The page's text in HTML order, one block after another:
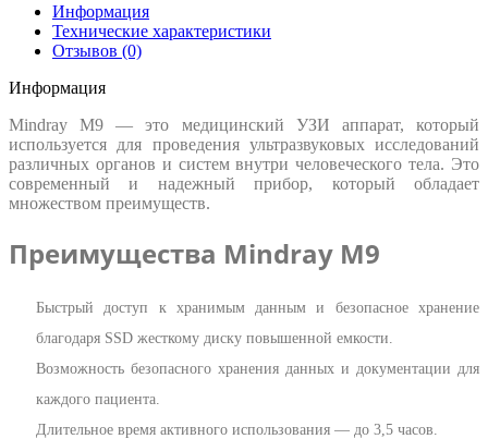
Информация
Технические характеристики
Отзывов (0)
Информация
Mindray M9 — это медицинский УЗИ аппарат, который
используется для проведения ультразвуковых исследований
различных органов и систем внутри человеческого тела. Это
современный и надежный прибор, который обладает
множеством преимуществ.
Преимущества Mindray M9
Быстрый доступ к хранимым данным и безопасное хранение
благодаря SSD жесткому диску повышенной емкости.
Возможность безопасного хранения данных и документации для
каждого пациента.
Длительное время активного использования — до 3,5 часов.